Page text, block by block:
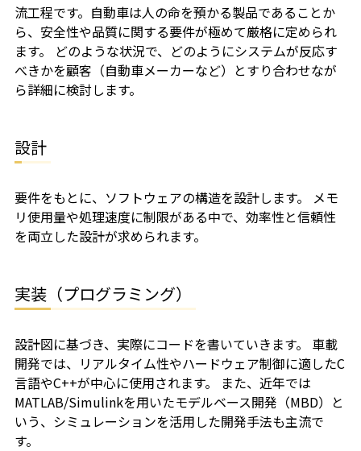
流工程です。自動車は人の命を預かる製品であることか
ら、安全性や品質に関する要件が極めて厳格に定められ
ます。 どのような状況で、どのようにシステムが反応す
べきかを顧客（自動車メーカーなど）とすり合わせなが
ら詳細に検討します。
設計
要件をもとに、ソフトウェアの構造を設計します。 メモ
リ使用量や処理速度に制限がある中で、効率性と信頼性
を両立した設計が求められます。
実装（プログラミング）
設計図に基づき、実際にコードを書いていきます。 車載
開発では、リアルタイム性やハードウェア制御に適したC
言語やC++が中心に使用されます。 また、近年では
MATLAB/Simulinkを用いたモデルベース開発（MBD）と
いう、シミュレーションを活用した開発手法も主流で
す。